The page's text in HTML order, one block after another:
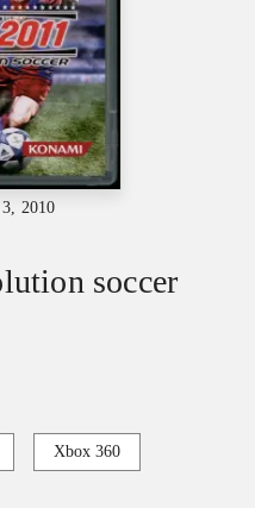
2010
soccer
Xbox 360